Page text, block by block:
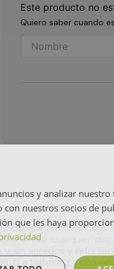
Este producto no
Quiero saber cuando
para alimentar
a casi cualquier
sin enredos y
C a Lightning y una
y analizar nuestro
nuestros socios de
que les haya